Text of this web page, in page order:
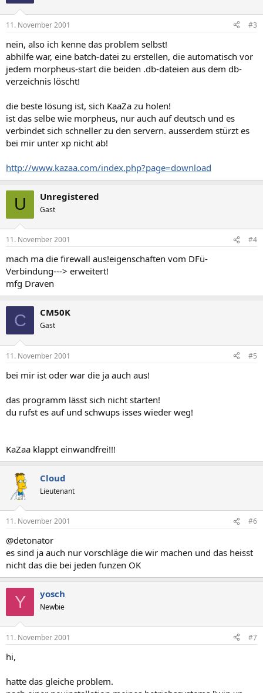
11. November 2001 #3
nein, also ich kenne das problem selbst!
abhilfe war, eine batch-datei zu erstellen, die automatisch vor
jedem morpheus-start die beiden .db-dateien aus dem db-
verzeichnis löscht!
die beste lösung ist, sich KaaZa zu holen!
ist das selbe wie morpheus, nur auch auf deutsch und es
verbindet sich schneller zu den servern. ausserdem stürzt es
bei mir unter xp nicht ab!
http://www.kazaa.com/index.php?page=download
U Unregistered
Gast
11. November 2001 #4
mach ma die firewall aus!eigenschaften vom DFü-
Verbindung---> erweitert!
mfg Draven
C CM50K
Gast
11. November 2001 #5
bei mir ist oder war die ja auch aus!
das programm lässt sich nicht starten!
du rufst es auf und schwups isses wieder weg!
KaZaa klappt einwandfrei!!!
Cloud
Lieutenant
11. November 2001 #6
@detonator
es sind ja auch nur vorschläge die wir machen und das heisst
nicht das die bei jeden funzen OK
Y yosch
Newbie
11. November 2001 #7
hi,
hatte das gleiche problem.